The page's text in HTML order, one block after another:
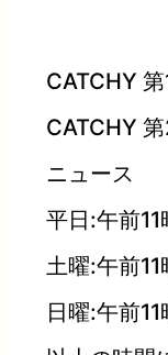
CATCHY 第
CATCHY 第
ニュース
平日:午前11
土曜:午前11
日曜:午前11